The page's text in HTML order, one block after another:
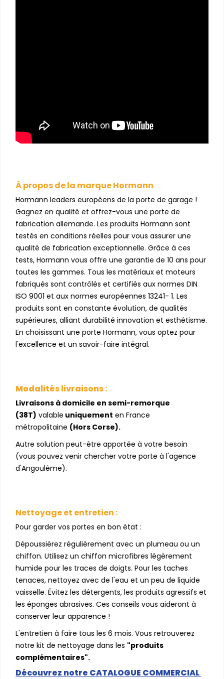
À propos de la marque Hormann
Hormann leaders européens de la porte de garage !
Gagnez en qualité et offrez-vous une porte de
fabrication allemande. Les produits Hormann sont
testés en conditions réelles pour vous assurer une
qualité de fabrication exceptionnelle. Grâce à ces
tests, Hormann vous offre une garantie de 10 ans pour
toutes les gammes. Tous les matériaux et moteurs
fabriqués sont contrôlés et certifiés aux normes DIN
ISO 9001 et aux normes européennes 13241- 1. Les
produits sont en constante évolution, de qualités
supérieures, alliant durabilité innovation et esthétisme.
En choisissant une porte Hormann, vous optez pour
l'excellence et un savoir-faire intégral.
Modalités livraisons:
Livraisons à domicile en semi-remorque
(38T) valable uniquement en France
métropolitaine (Hors Corse).
Autre solution peut-être apportée à votre besoin
(vous pouvez venir chercher votre porte à l'agence
d'Angoulême).
Nettoyage et entretien :
Pour garder vos portes en bon état :
Dépoussiérez régulièrement avec un plumeau ou un
chiffon. Utilisez un chiffon microfibres légèrement
humide pour les traces de doigts. Pour les taches
tenaces, nettoyez avec de l'eau et un peu de liquide
vaisselle. Évitez les détergents, les produits agressifs et
les éponges abrasives. Ces conseils vous aideront à
conserver leur apparence !
L'entretien à faire tous les 6 mois. Vous retrouverez
notre kit de nettoyage dans les "produits
complémentaires".
Découvrez notre CATALOGUE COMMERCIAL